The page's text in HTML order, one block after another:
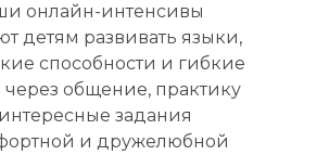
онлайн-интенсивы
детям развивать языки,
способности и гибкие
общение, практику
задания
и дружелюбной